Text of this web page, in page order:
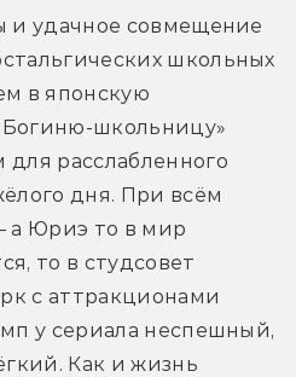
и удачное совмещение
школьных
в японскую
школьницу»
расслабленного
дня. При всём
а Юриэ то в мир
то в студсовет
с аттракционами
у сериала неспешный,
Как и жизнь